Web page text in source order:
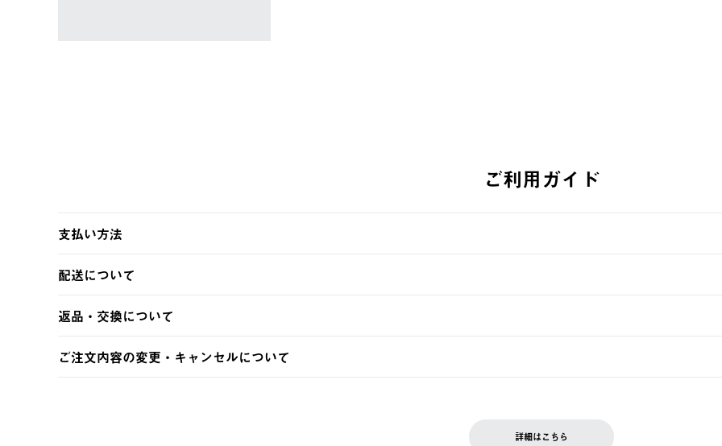
ご利用ガイド
支払い方法
・クレジットカード決済
・Pay-easy決済
配送について
ご注文・ご入金完了より2営業日以内に商品を発送いたします。
※予約販売・長期連休期間中のご注文は除く（別途スケジュールをご案内いたします。）
返品・交換について
ご注文内容の変更・キャンセルについて
詳細はこちら